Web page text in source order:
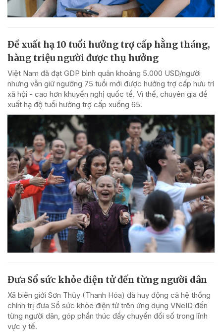
Đề xuất hạ 10 tuổi hưởng trợ cấp hằng tháng,
hàng triệu người được thụ hưởng
Việt Nam đã đạt GDP bình quân khoảng 5.000 USD/người
nhưng vẫn giữ ngưỡng 75 tuổi mới được hưởng trợ cấp hưu trí
xã hội - cao hơn khuyến nghị quốc tế. Vì thế, chuyên gia đề
xuất hạ độ tuổi hưởng trợ cấp xuống 65.
Đưa Sổ sức khỏe điện tử đến từng người dân
Xã biên giới Sơn Thủy (Thanh Hóa) đã huy động cả hệ thống
chính trị đưa Sổ sức khỏe điện tử trên ứng dụng VNeID đến
từng người dân, góp phần thúc đẩy chuyển đổi số trong lĩnh
vực y tế.